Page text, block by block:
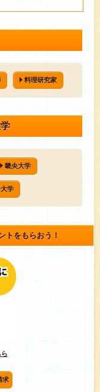
料理研究家
畿央大学
学
トをもらおう！
求